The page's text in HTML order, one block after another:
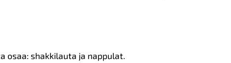
osaa: shakkilauta ja nappulat.